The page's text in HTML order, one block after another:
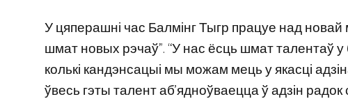
У цяперашні час Балмінг Тыгр працуе над
шмат новых рэчаў”. “У нас ёсць шмат талентаў
колькі кандэнсацыі мы можам мець у якасці
ўвесь гэты талент аб’ядноўваецца ў адзін